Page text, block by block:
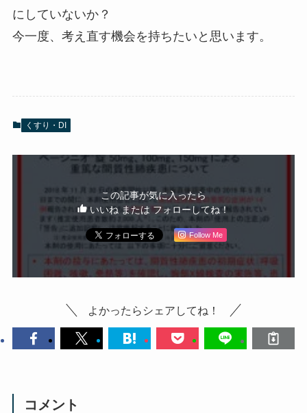
にしていないか？
今一度、考え直す機会を持ちたいと思います。
くすり・DI
この記事が気に入ったら
いいね または フォローしてね！
Follow Me
よかったらシェアしてね！
コメント